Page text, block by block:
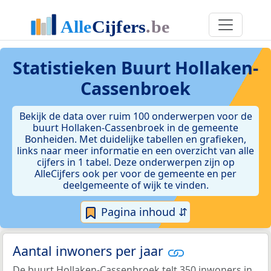
Statistieken Buurt Hollaken-
Cassenbroek
Bekijk de data over ruim 100 onderwerpen voor de
buurt Hollaken-Cassenbroek in de gemeente
Bonheiden. Met duidelijke tabellen en grafieken,
links naar meer informatie en een overzicht van alle
cijfers in 1 tabel. Deze onderwerpen zijn op
AlleCijfers ook per voor de gemeente en per
deelgemeente of wijk te vinden.
Pagina inhoud ⇵
Aantal inwoners per jaar